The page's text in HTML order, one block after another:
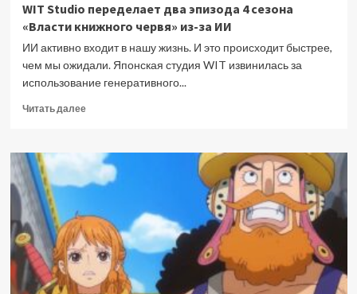
WIT Studio переделает два эпизода 4 сезона
«Власти книжного червя» из-за ИИ
ИИ активно входит в нашу жизнь. И это происходит быстрее,
чем мы ожидали. Японская студия WIT извинилась за
использование генеративного...
Читать далееПрочитать
WIT
Studio
переделает
эпизода
4
сезона
«Власти
книжного
червя»